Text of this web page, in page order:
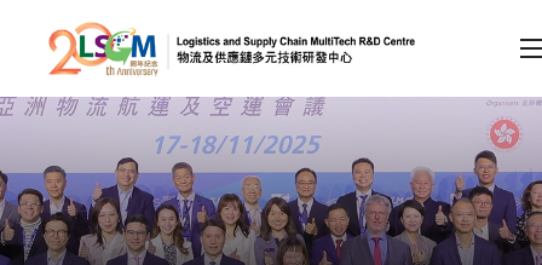
跳到內容（按回車鍵）
會員登入
A A EN 繁 简